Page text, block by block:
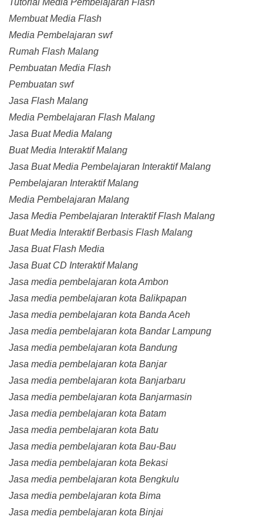
Tutorial Media Pembelajaran Flash
Membuat Media Flash
Media Pembelajaran swf
Rumah Flash Malang
Pembuatan Media Flash
Pembuatan swf
Jasa Flash Malang
Media Pembelajaran Flash Malang
Jasa Buat Media Malang
Buat Media Interaktif Malang
Jasa Buat Media Pembelajaran Interaktif Malang
Pembelajaran Interaktif Malang
Media Pembelajaran Malang
Jasa Media Pembelajaran Interaktif Flash Malang
Buat Media Interaktif Berbasis Flash Malang
Jasa Buat Flash Media
Jasa Buat CD Interaktif Malang
Jasa media pembelajaran kota Ambon
Jasa media pembelajaran kota Balikpapan
Jasa media pembelajaran kota Banda Aceh
Jasa media pembelajaran kota Bandar Lampung
Jasa media pembelajaran kota Bandung
Jasa media pembelajaran kota Banjar
Jasa media pembelajaran kota Banjarbaru
Jasa media pembelajaran kota Banjarmasin
Jasa media pembelajaran kota Batam
Jasa media pembelajaran kota Batu
Jasa media pembelajaran kota Bau-Bau
Jasa media pembelajaran kota Bekasi
Jasa media pembelajaran kota Bengkulu
Jasa media pembelajaran kota Bima
Jasa media pembelajaran kota Binjai